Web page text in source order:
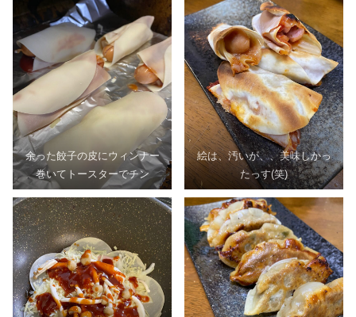
余った餃子の皮にウィンナー
巻いてトースターでチン
絵は、汚いが、、美味しかっ
たっす(笑)